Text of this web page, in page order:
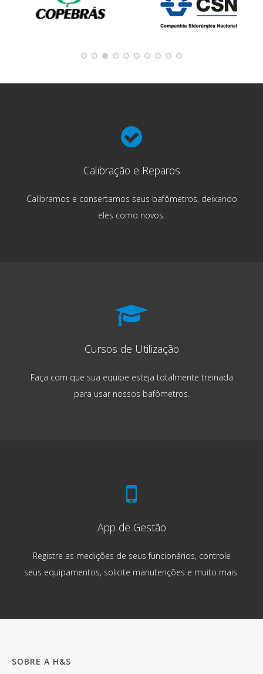
Calibração e Reparos
Calibramos e consertamos seus bafômetros, deixando
eles como novos.
Cursos de Utilização
Faça com que sua equipe esteja totalmente treinada
para usar nossos bafômetros.
App de Gestão
Registre as medições de seus funcionários, controle
seus equipamentos, solicite manutenções e muito mais.
SOBRE A H&S